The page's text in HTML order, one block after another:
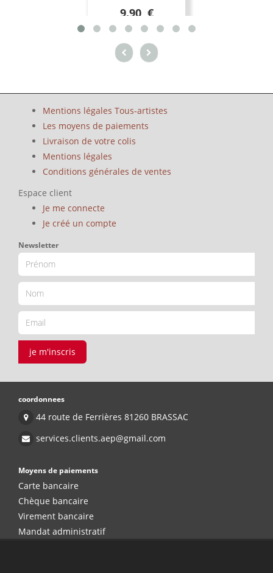
9.90 €
Mentions légales Tous-artistes
Les moyens de paiements
Livraison de votre colis
Mentions légales
Conditions générales de ventes
Espace client
Je me connecte
Je créé un compte
Newsletter
je m'inscris
coordonnees
44 route de Ferrières 81260 BRASSAC
services.clients.aep@gmail.com
Moyens de paiements
Carte bancaire
Chèque bancaire
Virement bancaire
Mandat administratif